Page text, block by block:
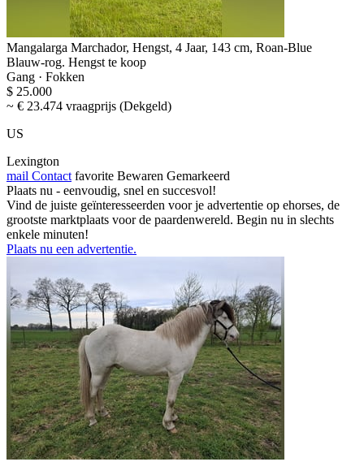
Mangalarga Marchador, Hengst, 4 Jaar, 143 cm, Roan-Blue
Blauw-rog. Hengst te koop
Gang · Fokken
$ 25.000
~ € 23.474 vraagprijs (Dekgeld)
US
Lexington
mail Contact favorite Bewaren Gemarkeerd
Plaats nu - eenvoudig, snel en succesvol!
Vind de juiste geïnteresseerden voor je advertentie op ehorses, de
grootste marktplaats voor de paardenwereld. Begin nu in slechts
enkele minuten!
Plaats nu een advertentie.